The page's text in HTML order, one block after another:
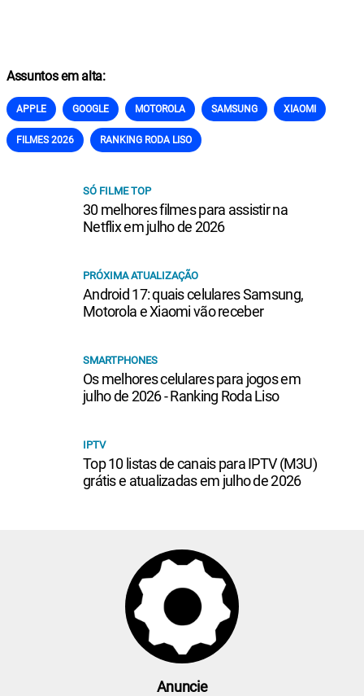
Assuntos em alta:
APPLE GOOGLE MOTOROLA SAMSUNG XIAOMI
FILMES 2026 RANKING RODA LISO
SÓ FILME TOP
30 melhores filmes para assistir na
Netflix em julho de 2026
PRÓXIMA ATUALIZAÇÃO
Android 17: quais celulares Samsung,
Motorola e Xiaomi vão receber
SMARTPHONES
Os melhores celulares para jogos em
julho de 2026 - Ranking Roda Liso
IPTV
Top 10 listas de canais para IPTV (M3U)
grátis e atualizadas em julho de 2026
Anuncie